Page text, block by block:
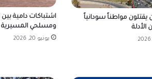
يقتلون مواطناً سودانياً
اشتباكات دامية بين
ومسلحي المسيرية
يونيو 20, 2026